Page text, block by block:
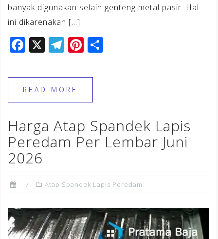
banyak digunakan selain genteng metal pasir. Hal
ini dikarenakan […]
F
c
e
b
o
o
k
X T
e
gr
a
m
Pi
te
e
st
READ MORE
Harga Atap Spandek Lapis
Peredam Per Lembar Juni
2026
Atap Spandek Lapis Peredam